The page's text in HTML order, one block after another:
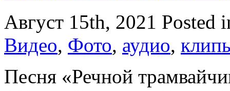
Август 15th, 2021 Posted
Видео, Фото, аудио,
Песня «Речной